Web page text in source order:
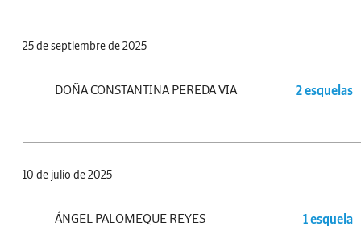
25 de septiembre de 2025
DOÑA CONSTANTINA PEREDA VIA 2 esquelas
10 de julio de 2025
ÁNGEL PALOMEQUE REYES 1 esquela